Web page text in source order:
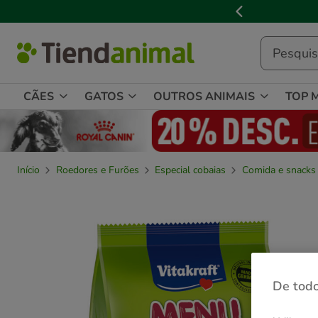
de
mensagem,
CÃES GATOS OUTROS ANIMAIS TOP
Início Roedores e Furões Especial cobaias
Comida e snacks
De